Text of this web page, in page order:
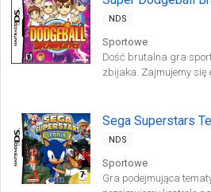
NDS
Sportowe
Dość brutalna gra
zbijaka. Zajmujemy się
Sega Superstars
NDS
Sportowe
Gra podejmująca